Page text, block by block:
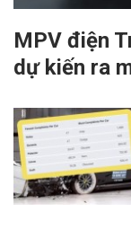
MPV điện
dự kiến ra